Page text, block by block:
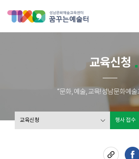
교육신청
“문화, 예술, 교육! 성남문화예
교육신청 행사 접수